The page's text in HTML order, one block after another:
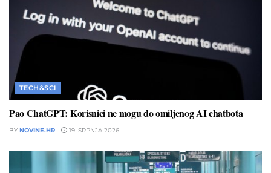
TECH&SCI
Pao ChatGPT: Korisnici ne mogu do omiljenog AI chatbota
BY NOVINE.HR 19. SRPNJA 2026.